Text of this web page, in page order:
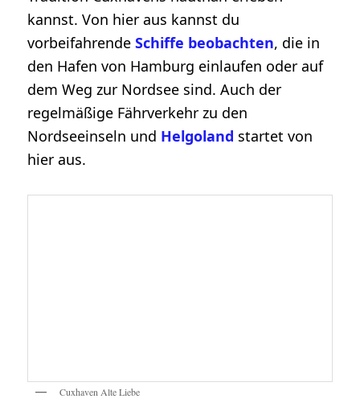
kannst. Von hier aus kannst du
vorbeifahrendeSchiffe beobachten, die in
den Hafen von Hamburg einlaufen oder auf
dem Weg zur Nordsee sind. Auch der
regelmäßige Fährverkehr zu den
Nordseeinseln und Helgoland startet von
hier aus.
Cuxhaven Alte Liebe